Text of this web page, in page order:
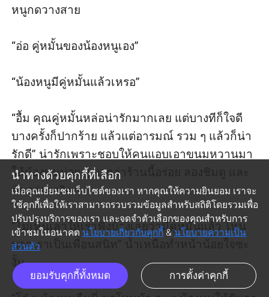
นำทางด้วยคุกกี้ที่เลือก
เมื่อคุณเยี่ยมชมเว็บไซต์ของเรา หากคุณให้ความยินยอม เราจะ
ใช้คุกกี้เพื่อให้เราสามารถรวบรวมข้อมูลสำหรับสถิติโดยรวมเพื่อ
ปรับปรุงบริการของเรา และจดจำตัวเลือกของคุณสำหรับการ
เข้าชมในอนาคต นโยบายเกี่ยวกับคุกกี้ &นโยบายความเป็น
ส่วนตัว
ยอมรับคุกกี้ทั้งหมด การตั้งค่าคุกกี้
หนูกดวางสาย
“อ่อ คู่หมั้นของน้องหนูเอง”
“น้องหนูมีคู่หมั้นแล้วเหรอ”
“อื้ม คุณคู่หมั้นหล่อน่ารักมากเลย แต่บางทีก็ใจดี
บางครั้งก็ปากร้าย แล้วแต่อารมณ์ รวม ๆ แล้วก็น่า
รักดี” น่ารักเพราะชอบให้คนแอบเอาขนมหวานมา
ให้น้องหนูบ่อย ๆ บอกว่าร้านนี้อร่อย ลองชิมดู และ
มันอร่อยจริง ๆ
“ไม่เห็นเล่าให้เราฟังบ้างเลยว่ามีคู่หมั้นแล้ว ไหน
บอกเราเป็นเพื่อนสนิท” น้ำเหนือทำหน้าน้อยใจซะ
งั้น